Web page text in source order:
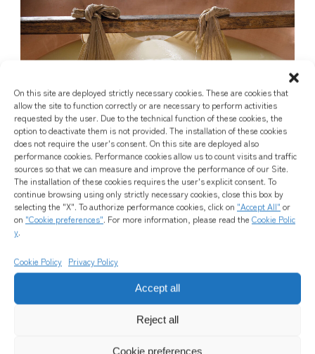
On this site are deployed strictly necessary cookies. These are cookies that
allow the site to function correctly or are necessary to perform activities
requested by the user. Due to the technical function of these cookies, the
option to deactivate them is not provided. The installation of these cookies
does not require the user's consent. On this site are deployed also
performance cookies. Performance cookies allow us to count visits and traffic
sources so that we can measure and improve the performance of our Site.
The installation of these cookies requires the user's explicit consent. To
continue browsing using only strictly necessary cookies, close this box by
selecting the "X". To authorize performance cookies, click on "Accept All" or
on "Cookie preferences" . For more information, please read the Cookie Polic
y
Cookie Policy Privacy Policy
Accept all
Reject all
Cookie preferences
銅鍋から引き上げられた凝固したミルク。
ンチメートル、重量およそ40キログラムの大
きな円盤状（ホイール）で生産される。この
サイズは、保存・備蓄食として発展してきた
歴史に由来するものであり、また水分量が少